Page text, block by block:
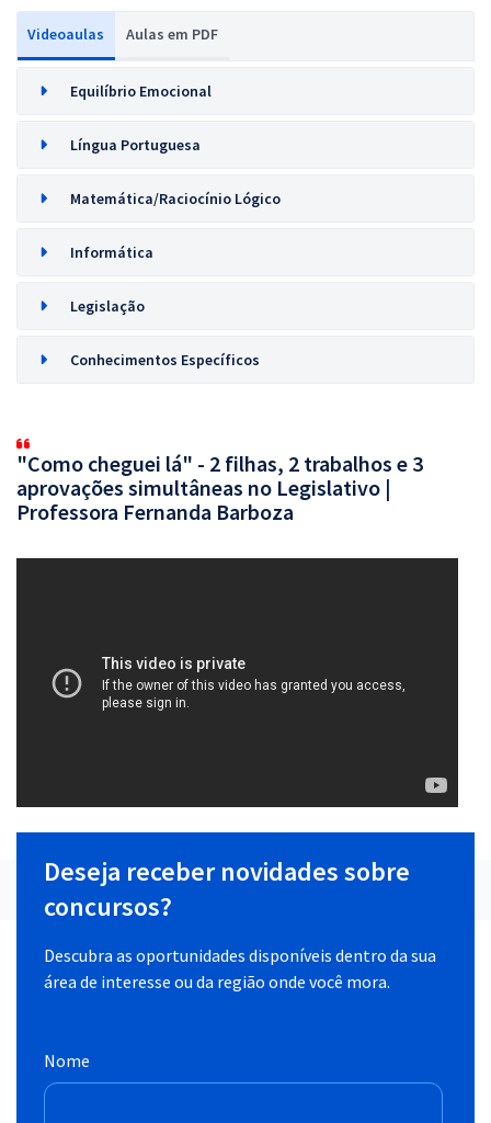
Videoaulas Aulas em PDF
Equilíbrio Emocional
Língua Portuguesa
Matemática/Raciocínio Lógico
Informática
Legislação
Conhecimentos Específicos
"Como cheguei lá" - 2 filhas, 2 trabalhos e 3
aprovações simultâneas no Legislativo |
Professora Fernanda Barboza
Deseja receber novidades sobre
concursos?
Descubra as oportunidades disponíveis dentro da sua
área de interesse ou da região onde você mora.
Nome